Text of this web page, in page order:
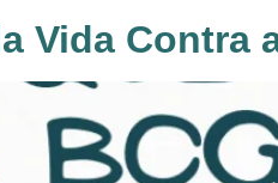
Vida Contra